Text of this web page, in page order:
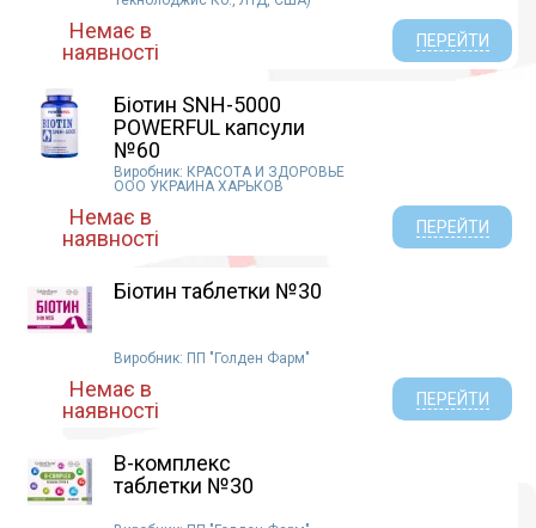
Немає в
наявності
ПЕРЕЙТИ
Біотин SNH-5000
POWERFUL капсули
№60
Виробник: КРАСОТА И ЗДОРОВЬЕ
ООО УКРАИНА ХАРЬКОВ
Немає в
наявності
ПЕРЕЙТИ
Біотин таблетки №30
Виробник: ПП "Голден Фарм"
Немає в
наявності
ПЕРЕЙТИ
В-комплекс
таблетки №30